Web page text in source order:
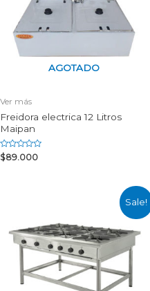
AGOTADO
Ver más
Freidora electrica 12 Litros
Maipan
Rated
0
$89.000
Sale!